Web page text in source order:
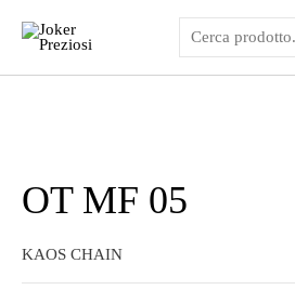
contenuto
OT MF 05
KAOS CHAIN